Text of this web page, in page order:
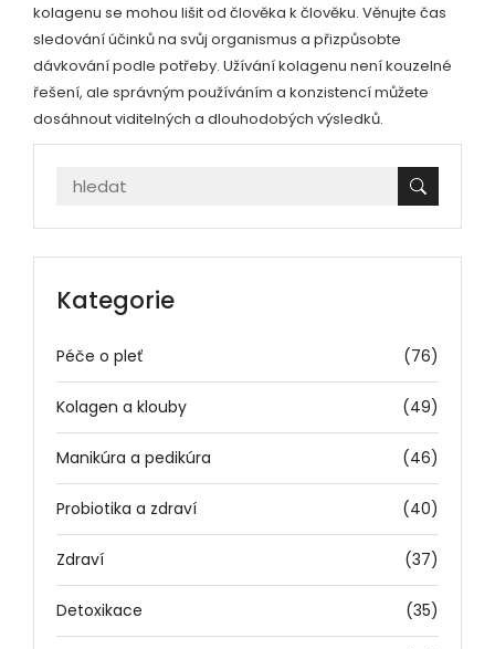
kolagenu se mohou lišit od člověka k člověku. Věnujte čas
sledování účinků na svůj organismus a přizpůsobte
dávkování podle potřeby. Užívání kolagenu není kouzelné
řešení, ale správným používáním a konzistencí můžete
dosáhnout viditelných a dlouhodobých výsledků.
Kategorie
Péče o pleť (76)
Kolagen a klouby (49)
Manikúra a pedikúra (46)
Probiotika a zdraví (40)
Zdraví (37)
Detoxikace (35)